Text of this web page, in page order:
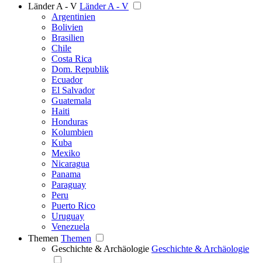
Länder A - V Länder A - V
Argentinien
Bolivien
Brasilien
Chile
Costa Rica
Dom. Republik
Ecuador
El Salvador
Guatemala
Haiti
Honduras
Kolumbien
Kuba
Mexiko
Nicaragua
Panama
Paraguay
Peru
Puerto Rico
Uruguay
Venezuela
Themen Themen
Geschichte & Archäologie Geschichte & Archäologie